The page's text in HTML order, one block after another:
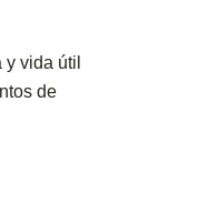
vida útil
de